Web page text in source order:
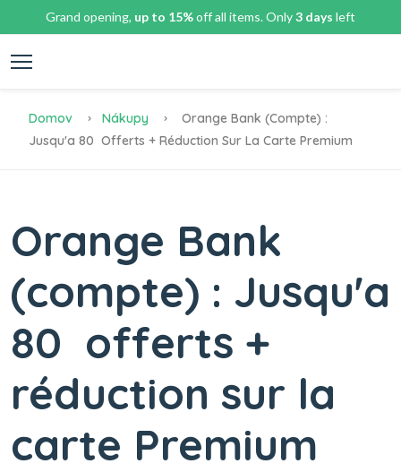
Grand opening, up to 15%off all items. Only3 days left
Domov Nákupy
Orange Bank (compte) :
Jusqu'a 80  Offerts + Réduction Sur La Carte Premium
Orange Bank
(compte) : Jusqu'a
80  offerts +
réduction sur la
carte Premium